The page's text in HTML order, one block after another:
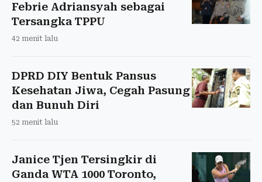
Febrie Adriansyah sebagai
Tersangka TPPU
42 menit lalu
DPRD DIY Bentuk Pansus
Kesehatan Jiwa, Cegah Pasung
dan Bunuh Diri
52 menit lalu
Janice Tjen Tersingkir di
Ganda WTA 1000 Toronto,